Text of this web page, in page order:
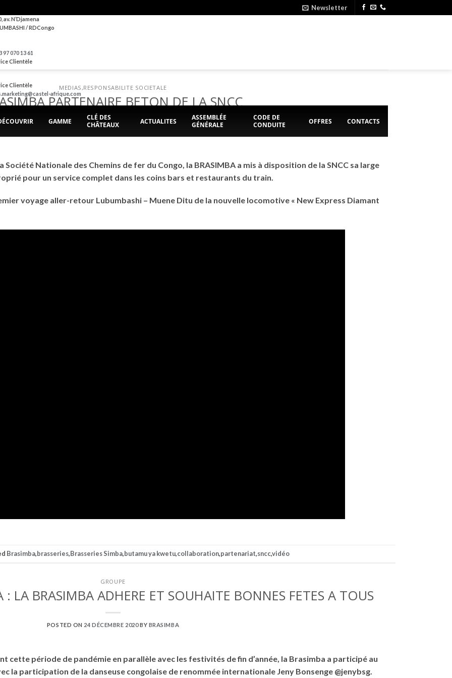
Newsletter
av. N’Djamena
/ RDCongo
97 070 13 61
Clientèle
Clientèle
afrique.com
GAMME
CLÉ DES
CHÂTEAUX
ACTUALITES
ASSEMBLÉE
GÉNÉRALE
CODE DE
CONDUITE
OFFRES CONTACTS
MEDIAS,RESPONSABILITE SOCIETALE
PARTENAIRE BETON DE LA SNCC
Nationale des Chemins de fer du Congo, la BRASIMBA a mis à disposition de la SNCC sa large
pour un service complet dans les coins bars et restaurants du train.
voyage aller-retour Lubumbashi – Muene Ditu de la nouvelle locomotive « New Express Diamant
Brasimba,brasseries,Brasseries Simba,butamu ya kwetu,collaboration,partenariat,sncc,vidéo
GROUPE
: LA BRASIMBA ADHERE ET SOUHAITE BONNES FETES A TOUS
POSTED ON 24 DÉCEMBRE 2020BY BRASIMBA
cette période de pandémie en parallèle avec les festivités de fin d’année, la Brasimba a participé au
la participation de la danseuse congolaise de renommée internationale Jeny Bonsenge @jenybsg.